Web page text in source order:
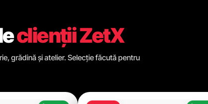
clienții ZetX
grădină și atelier. Selecție făcută pentru